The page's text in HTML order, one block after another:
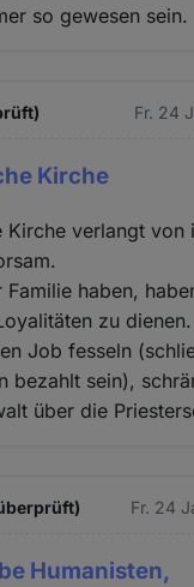
so gewesen sein.
Fr. 24
Kirche
Kirche verlangt von
Familie haben,
zu
Job fesseln
bezahlt sein),
über die
Fr. 24
Humanisten,